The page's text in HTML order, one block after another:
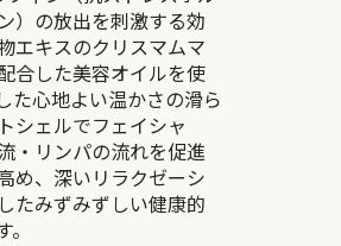
）の放出を刺激する効
エキスのクリスマムマ
合した美容オイルを使
た心地よい温かさの滑ら
シェルでフェイシャ
・リンパの流れを促進
め、深いリラクゼーシ
たみずみずしい健康的